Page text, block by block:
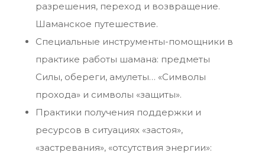
разрешения, переход и возвращение.
Шаманское путешествие.
Специальные инструменты-помощники в
практике работы шамана: предметы
Силы, обереги, амулеты… «Символы
прохода» и символы «защиты».
Практики получения поддержки и
ресурсов в ситуациях «застоя»,
«застревания», «отсутствия энергии»: